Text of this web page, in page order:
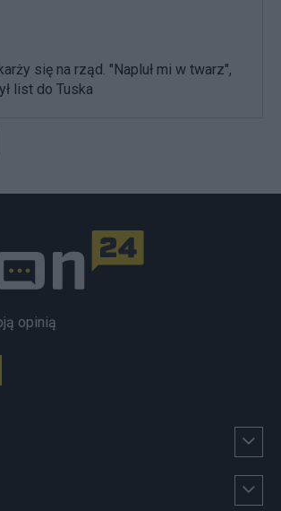
się na rząd. "Napluł mi w twarz",
list do Tuska
opinią